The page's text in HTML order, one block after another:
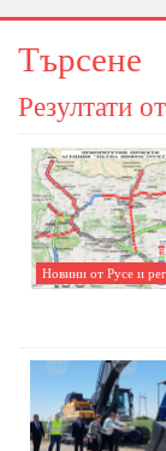
Търсене
Резултати
Новини от Русе и